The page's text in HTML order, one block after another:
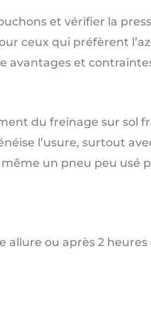
et vérifier la
ceux qui préfèrent
avantages et
du freinage sur sol
l’usure, surtout
un pneu peu usé
allure ou après 2 heures